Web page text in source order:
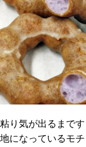
り気が出るまで
になっているモ